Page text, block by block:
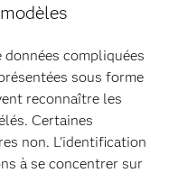
compliquées
sous forme
reconnaître les
Certaines
non. L'identification
à se concentrer sur